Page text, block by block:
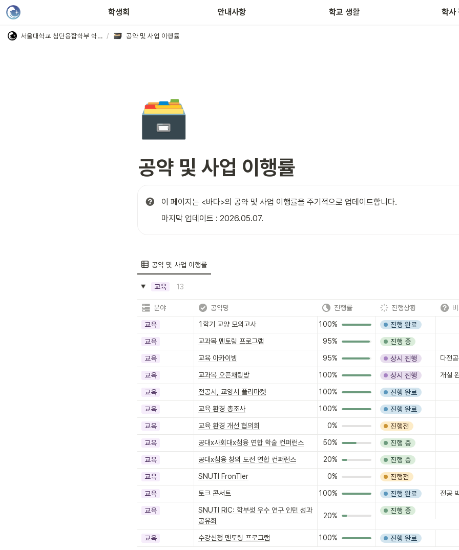
학생회 안내사항 학교 생활 학사
서울대학교 첨단융합학부 학생회 / 공약 및 사업 이행률
학생회칙 · 세칙 첨단융합학부 병역백서 전선 인정
🗃️
공약 및 사업 이행률
이 페이지는 <바다>의 공약 및 사업 이행률을 주기적으로 업데이트합니다.
마지막 업데이트 : 2026.05.07.
공약 및 사업 이행률
교육 13
분야 공약명 진행률 진행상황
교육 1학기 교양 모의고사 100% 진행 완료
교육 교과목 멘토링 프로그램 95% 진행 중
교육 교육 아카이빙 95% 상시 진행 다전
교육 교과목 오픈채팅방 100% 상시 진행 개설
교육 전공서, 교양서 플리마켓 100% 진행 완료
교육 교육 환경 총조사 100% 진행 완료
교육 교육 환경 개선 협의회 0% 진행전
교육 공대x사회대x첨융 연합 학술 컨퍼런스 50% 진행 중
교육 공대x첨융 창의 도전 연합 컨퍼런스 20% 진행 중
교육 SNUTI FronTIer 0% 진행전
교육 토크 콘서트 100% 진행 완료 전공
교육
SNUTI RIC: 학부생 우수 연구 인턴 성과
공유회
20%
진행 중
교육 수강신청 멘토링 프로그램 100% 진행 완료